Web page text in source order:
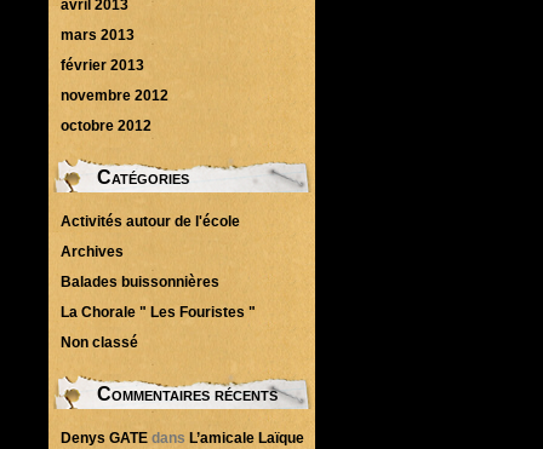
avril 2013
mars 2013
février 2013
novembre 2012
octobre 2012
Catégories
Activités autour de l'école
Archives
Balades buissonnières
La Chorale " Les Fouristes "
Non classé
Commentaires récents
Denys GATE dans L’amicale Laïque